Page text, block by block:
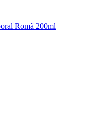
Romã 200ml